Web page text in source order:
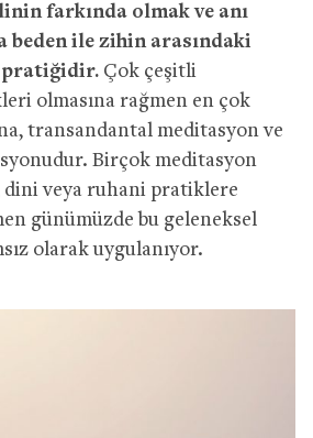
farkında olmak ve anı
beden ile zihin arasındaki
Çok çeşitli
olmasına rağmen en çok
transandantal meditasyon ve
Birçok meditasyon
veya ruhani pratiklere
günümüzde bu geleneksel
olarak uygulanıyor.